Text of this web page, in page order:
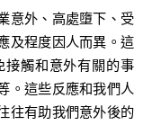
外、高處墮下、受
及程度因人而異。這
觸和意外有關的事
。這些反應和我們人
往有助我們意外後的